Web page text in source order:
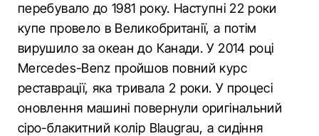
перебувало до 1981 року. Наступні 22 роки
купе провело в Великобританії, а потім
вирушило за океан до Канади. У 2014 році
Mercedes-Benz пройшов повний курс
реставрації, яка тривала 2 роки. У процесі
оновлення машині повернули оригінальний
сіро-блакитний колір Blaugrau, а сидіння